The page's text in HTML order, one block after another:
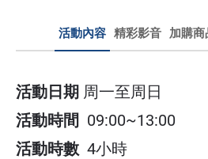
活動內容 精彩影音 加購
活動日期 周一至周日
活動時間 09:00~13:00
活動時數 4小時
30升坦克包
▲注意事項
1.以上費用含裝備器材、教